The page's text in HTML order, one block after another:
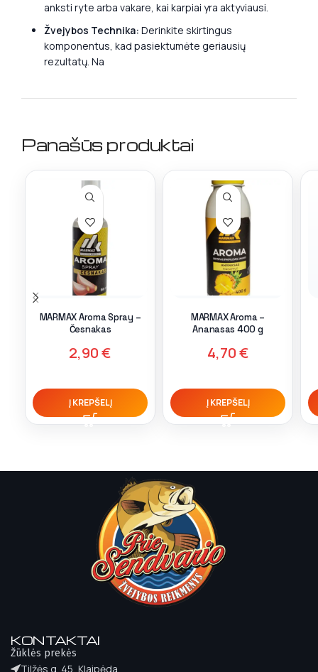
anksti ryte arba vakare, kai karpiai yra aktyviausi.
Žvejybos Technika: Derinkite skirtingus
komponentus, kad pasiektumėte geriausių
rezultatų. Na
Panašūs produktai
MARMAX Aroma Spray –
Česnakas
2,90€
Į KREPŠELĮ
MARMAX Aroma –
Ananasas 400 g
4,70€
Į KREPŠELĮ
KONTAKTAI
Žūklės prekės
Tilžės g. 45, Klaipėda.